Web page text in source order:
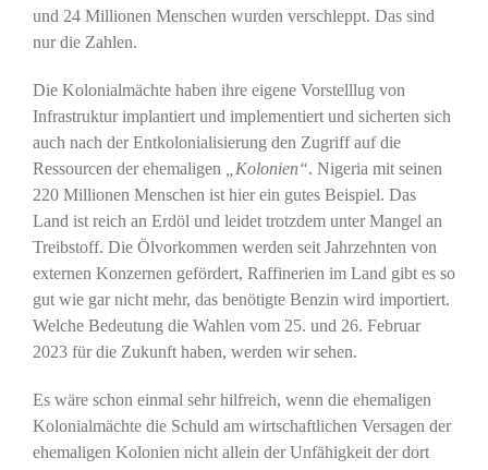
und 24 Millionen Menschen wurden verschleppt. Das sind
nur die Zahlen.
Die Kolonialmächte haben ihre eigene Vorstelllug von
Infrastruktur implantiert und implementiert und sicherten sich
auch nach der Entkolonialisierung den Zugriff auf die
Ressourcen der ehemaligen
„Kolonien“. Nigeria mit seinen
220 Millionen Menschen ist hier ein gutes Beispiel. Das
Land ist reich an Erdöl und leidet trotzdem unter Mangel an
Treibstoff. Die Ölvorkommen werden seit Jahrzehnten von
externen Konzernen gefördert, Raffinerien im Land gibt es so
gut wie gar nicht mehr, das benötigte Benzin wird importiert.
Welche Bedeutung die Wahlen vom 25. und 26. Februar
2023 für die Zukunft haben, werden wir sehen.
Es wäre schon einmal sehr hilfreich, wenn die ehemaligen
Kolonialmächte die Schuld am wirtschaftlichen Versagen der
ehemaligen Kolonien nicht allein der Unfähigkeit der dort